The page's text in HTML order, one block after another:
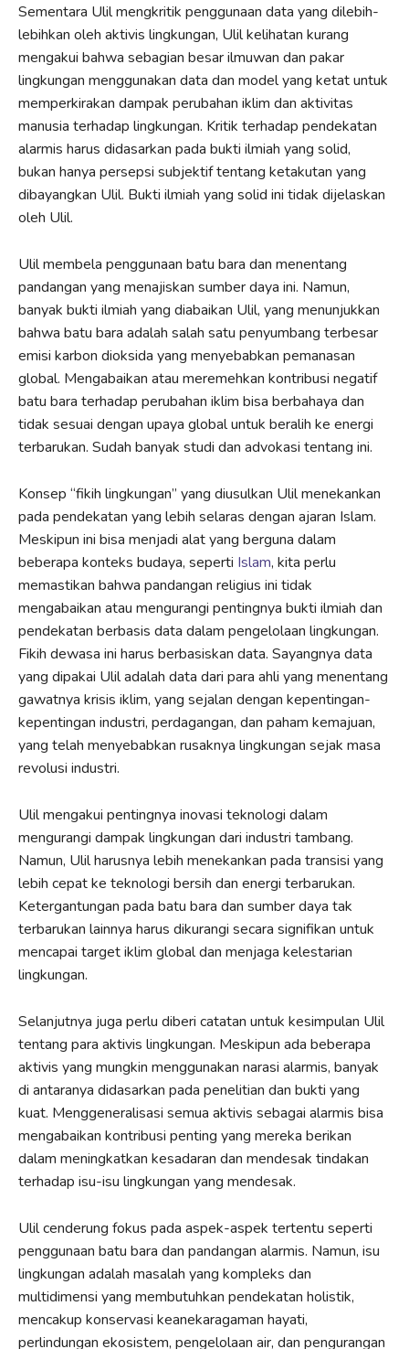
Sementara Ulil mengkritik penggunaan data yang dilebih-
lebihkan oleh aktivis lingkungan, Ulil kelihatan kurang
mengakui bahwa sebagian besar ilmuwan dan pakar
lingkungan menggunakan data dan model yang ketat untuk
memperkirakan dampak perubahan iklim dan aktivitas
manusia terhadap lingkungan. Kritik terhadap pendekatan
alarmis harus didasarkan pada bukti ilmiah yang solid,
bukan hanya persepsi subjektif tentang ketakutan yang
dibayangkan Ulil. Bukti ilmiah yang solid ini tidak dijelaskan
oleh Ulil.
Ulil membela penggunaan batu bara dan menentang
pandangan yang menajiskan sumber daya ini. Namun,
banyak bukti ilmiah yang diabaikan Ulil, yang menunjukkan
bahwa batu bara adalah salah satu penyumbang terbesar
emisi karbon dioksida yang menyebabkan pemanasan
global. Mengabaikan atau meremehkan kontribusi negatif
batu bara terhadap perubahan iklim bisa berbahaya dan
tidak sesuai dengan upaya global untuk beralih ke energi
terbarukan. Sudah banyak studi dan advokasi tentang ini.
Konsep “fikih lingkungan” yang diusulkan Ulil menekankan
pada pendekatan yang lebih selaras dengan ajaran Islam.
Meskipun ini bisa menjadi alat yang berguna dalam
beberapa konteks budaya, seperti Islam, kita perlu
memastikan bahwa pandangan religius ini tidak
mengabaikan atau mengurangi pentingnya bukti ilmiah dan
pendekatan berbasis data dalam pengelolaan lingkungan.
Fikih dewasa ini harus berbasiskan data. Sayangnya data
yang dipakai Ulil adalah data dari para ahli yang menentang
gawatnya krisis iklim, yang sejalan dengan kepentingan-
kepentingan industri, perdagangan, dan paham kemajuan,
yang telah menyebabkan rusaknya lingkungan sejak masa
revolusi industri.
Ulil mengakui pentingnya inovasi teknologi dalam
mengurangi dampak lingkungan dari industri tambang.
Namun, Ulil harusnya lebih menekankan pada transisi yang
lebih cepat ke teknologi bersih dan energi terbarukan.
Ketergantungan pada batu bara dan sumber daya tak
terbarukan lainnya harus dikurangi secara signifikan untuk
mencapai target iklim global dan menjaga kelestarian
lingkungan.
Selanjutnya juga perlu diberi catatan untuk kesimpulan Ulil
tentang para aktivis lingkungan. Meskipun ada beberapa
aktivis yang mungkin menggunakan narasi alarmis, banyak
di antaranya didasarkan pada penelitian dan bukti yang
kuat. Menggeneralisasi semua aktivis sebagai alarmis bisa
mengabaikan kontribusi penting yang mereka berikan
dalam meningkatkan kesadaran dan mendesak tindakan
terhadap isu-isu lingkungan yang mendesak.
Ulil cenderung fokus pada aspek-aspek tertentu seperti
penggunaan batu bara dan pandangan alarmis. Namun, isu
lingkungan adalah masalah yang kompleks dan
multidimensi yang membutuhkan pendekatan holistik,
mencakup konservasi keanekaragaman hayati,
perlindungan ekosistem, pengelolaan air, dan pengurangan